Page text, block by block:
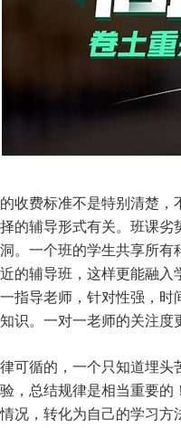
费标准不是特别清楚，
的辅导形式有关。班课
。一个班的学生共享所
的辅导班，这样更能融
指导老师，针对性强，
识。一对一老师的关注
循的，一个只知道埋头
，总结规律是相当重要
况，转化为自己的学习